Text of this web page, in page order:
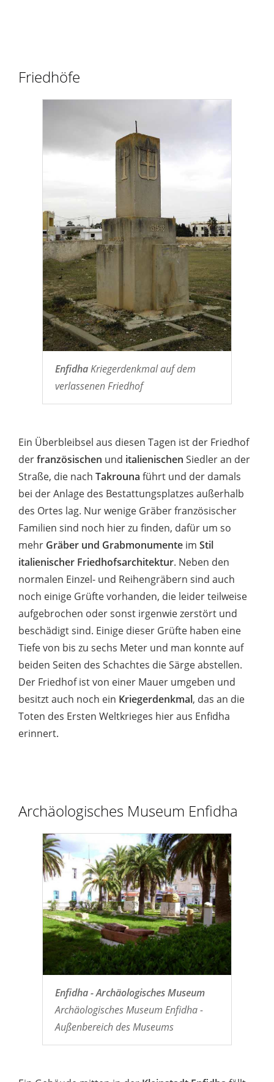
Friedhöfe
EnfidhaKriegerdenkmal auf dem
verlassenen Friedhof
Ein Überbleibsel aus diesen Tagen ist der Friedhof
derfranzösischen und italienischen Siedler an der
Straße, die nach Takrouna führt und der damals
bei der Anlage des Bestattungsplatzes außerhalb
des Ortes lag. Nur wenige Gräber französischer
Familien sind noch hier zu finden, dafür um so
mehr Gräber und Grabmonumente im Stil
italienischer Friedhofsarchitektur. Neben den
normalen Einzel- und Reihengräbern sind auch
noch einige Grüfte vorhanden, die leider teilweise
aufgebrochen oder sonst irgenwie zerstört und
beschädigt sind. Einige dieser Grüfte haben eine
Tiefe von bis zu sechs Meter und man konnte auf
beiden Seiten des Schachtes die Särge abstellen.
Der Friedhof ist von einer Mauer umgeben und
besitzt auch noch ein Kriegerdenkmal, das an die
Toten des Ersten Weltkrieges hier aus Enfidha
erinnert.
Archäologisches Museum Enfidha
Enfidha - Archäologisches Museum
Archäologisches Museum Enfidha -
Außenbereich des Museums